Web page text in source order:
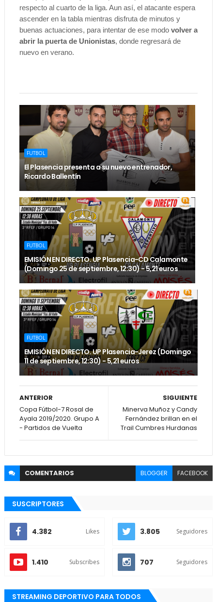
respecto al cuarto de la liga. Aun así, el atacante espera
ascender en la tabla mientras disfruta de minutos y
buenas actuaciones, para intentar de ese modo volver a
abrir la puerta de Unionistas, donde regresará de
nuevo en verano.
FUTBOL
El Plasencia presenta a su nuevo entrenador,
Ricardo Ballentín
FUTBOL
EMISIÓN EN DIRECTO. UP Plasencia-CD Calamonte
(Domingo 25 de septiembre, 12:30) - 5,21 euros
FUTBOL
EMISIÓN EN DIRECTO. UP Plasencia-Jerez (Domingo
11 de septiembre, 12:30) - 5,21 euros
SIGUIENTE
Minerva Muñoz y Candy
Fernández brillan en el
Trail Cumbres Hurdanas
ANTERIOR
Copa Fútbol-7 Rosal de
Ayala 2019/2020. Grupo A
- Partidos de Vuelta
COMENTARIOS BLOGGER FACEBOOK
SUSCRIPTORES
4.382 Likes 3.805 Seguidores
1.410 Subscribes 707 Seguidores
STREAMING DEPORTIVO PARA TODOS